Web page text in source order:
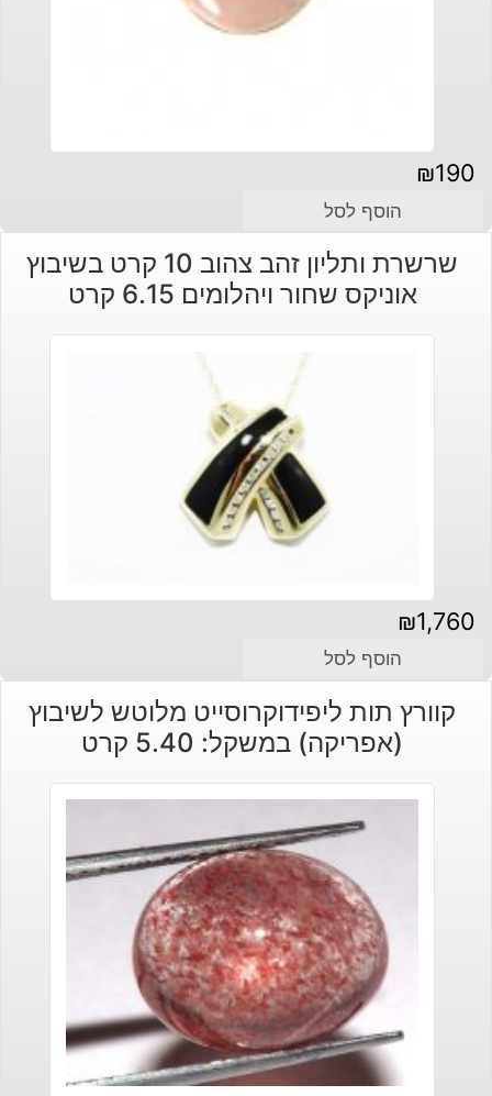
₪190
הוסף לסל
שרשרת ותליון זהב צהוב 10 קרט בשיבוץ
אוניקס שחור ויהלומים 6.15 קרט
₪1,760
הוסף לסל
קוורץ תות ליפידוקרוסייט מלוטש לשיבוץ
(אפריקה) במשקל: 5.40 קרט